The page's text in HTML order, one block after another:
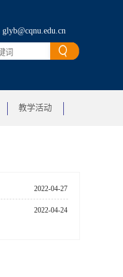
教学活动
2022-04-27
2022-04-24